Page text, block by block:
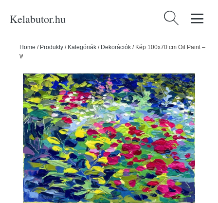
Kelabutor.hu Keresés:
Home / Produkty / Kategóriák / Dekorációk / Kép 100x70 cm Oil Paint –
Wallity